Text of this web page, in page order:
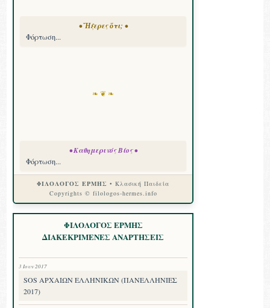
• Ἤξερες ὅτι; •
Φόρτωση...
❧ ❦ ❧
• Καθημερινός Βίος •
Φόρτωση...
ΦΙΛΟΛΟΓΟΣ ΕΡΜΗΣ • Κλασική Παιδεία
Copyrights © filologos-hermes.info
ΦΙΛΟΛΟΓΟΣ ΕΡΜΗΣ
ΔΙΑΚΕΚΡΙΜΕΝΕΣ ΑΝΑΡΤΗΣΕΙΣ
3 Ιουν 2017
SOS ΑΡΧΑΙΩΝ ΕΛΛΗΝΙΚΩΝ (ΠΑΝΕΛΛΗΝΙΕΣ
2017)